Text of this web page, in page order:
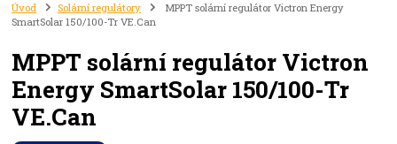
Úvod Solární regulátory
MPPT solární regulátor Victron Energy
SmartSolar 150/100-Tr VE.Can
MPPT solární regulátor Victron
Energy SmartSolar 150/100-Tr
VE.Can